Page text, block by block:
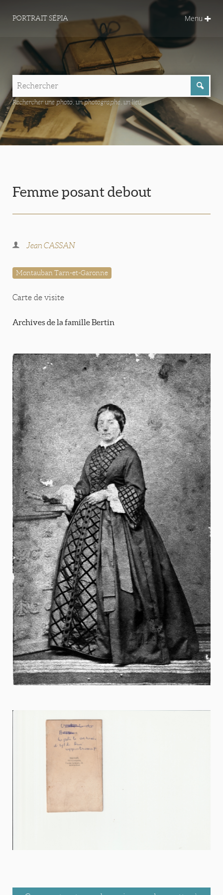
PORTRAIT SÉPIA Menu
Rechercher une photo, un photographe, un lieu...
Femme posant debout
Jean CASSAN
Montauban Tarn-et-Garonne
Carte de visite
Archives de la famille Bertin